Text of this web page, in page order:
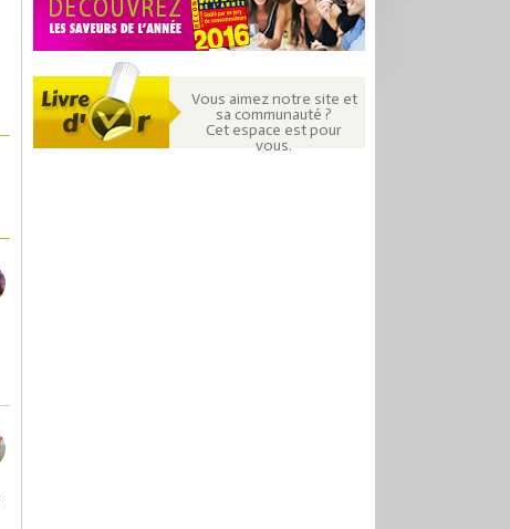
Vous aimez notre site et
sa communauté ?
Cet espace est pour
vous.